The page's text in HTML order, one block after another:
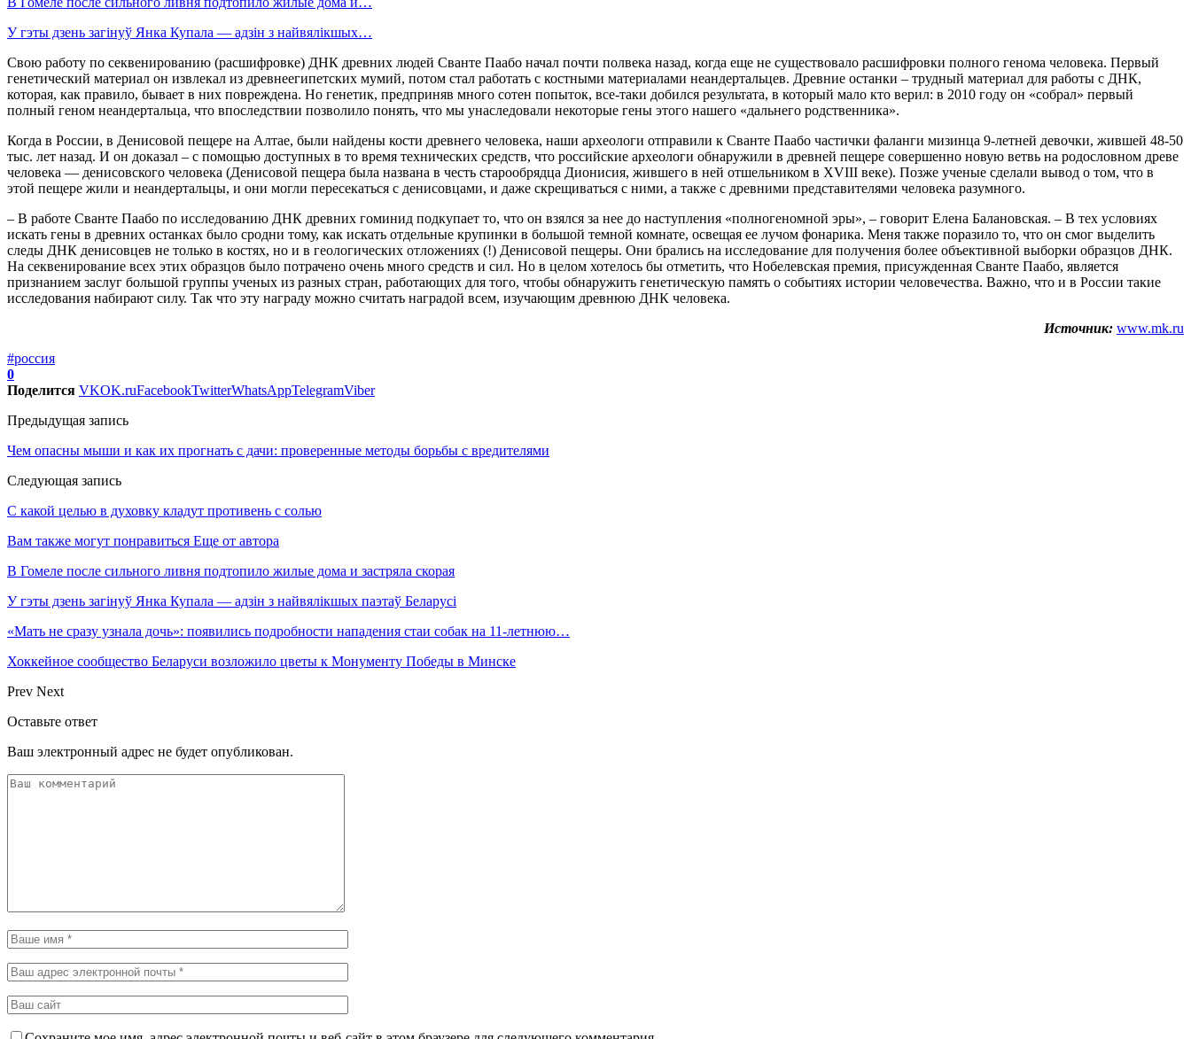
У гэты дзень загінуў Янка Купала — адзін з найвялікшых…
Свою работу по секвенированию (расшифровке) ДНК древних людей Сванте Паабо начал почти полвека назад, когда еще не существовало расшифровки полного генома человека. Первый
генетический материал он извлекал из древнеегипетских мумий, потом стал работать с костными материалами неандертальцев. Древние останки – трудный материал для работы с ДНК,
которая, как правило, бывает в них повреждена. Но генетик, предприняв много сотен попыток, все-таки добился результата, в который мало кто верил: в 2010 году он «собрал» первый
полный геном неандертальца, что впоследствии позволило понять, что мы унаследовали некоторые гены этого нашего «дальнего родственника».
Когда в России, в Денисовой пещере на Алтае, были найдены кости древнего человека, наши археологи отправили к Сванте Паабо частички фаланги мизинца 9-летней девочки, жившей 48-50
тыс. лет назад. И он доказал – с помощью доступных в то время технических средств, что российские археологи обнаружили в древней пещере совершенно новую ветвь на родословном древе
человека — денисовского человека (Денисовой пещера была названа в честь старообрядца Дионисия, жившего в ней отшельником в XVIII веке). Позже ученые сделали вывод о том, что в
этой пещере жили и неандертальцы, и они могли пересекаться с денисовцами, и даже скрещиваться с ними, а также с древними представителями человека разумного.
– В работе Сванте Паабо по исследованию ДНК древних гоминид подкупает то, что он взялся за нее до наступления «полногеномной эры», – говорит Елена Балановская. – В тех условиях
искать гены в древних останках было сродни тому, как искать отдельные крупинки в большой темной комнате, освещая ее лучом фонарика. Меня также поразило то, что он смог выделить
следы ДНК денисовцев не только в костях, но и в геологических отложениях (!) Денисовой пещеры. Они брались на исследование для получения более объективной выборки образцов ДНК.
На секвенирование всех этих образцов было потрачено очень много средств и сил. Но в целом хотелось бы отметить, что Нобелевская премия, присужденная Сванте Паабо, является
признанием заслуг большой группы ученых из разных стран, работающих для того, чтобы обнаружить генетическую память о событиях истории человечества. Важно, что и в России такие
исследования набирают силу. Так что эту награду можно считать наградой всем, изучающим древнюю ДНК человека.
Источник: www.mk.ru
#россия
0
Поделится VKOK.ruFacebookTwitterWhatsAppTelegramViber
Предыдущая запись
Чем опасны мыши и как их прогнать с дачи: проверенные методы борьбы с вредителями
Следующая запись
С какой целью в духовку кладут противень с солью
Вам также могут понравиться Еще от автора
В Гомеле после сильного ливня подтопило жилые дома и застряла скорая
У гэты дзень загінуў Янка Купала — адзін з найвялікшых паэтаў Беларусі
«Мать не сразу узнала дочь»: появились подробности нападения стаи собак на 11-летнюю…
Хоккейное сообщество Беларуси возложило цветы к Монументу Победы в Минске
Prev Next
Оставьте ответ
Ваш электронный адрес не будет опубликован.